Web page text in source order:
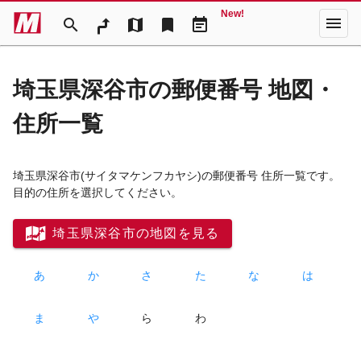
search map bookmark event_note
New! menu
埼玉県深谷市の郵便番号 地図・
住所一覧
埼玉県深谷市(サイタマケンフカヤシ)の郵便番号 住所一覧です。
目的の住所を選択してください。
埼玉県深谷市の地図を見る
あ か さ た な は
ま や ら わ